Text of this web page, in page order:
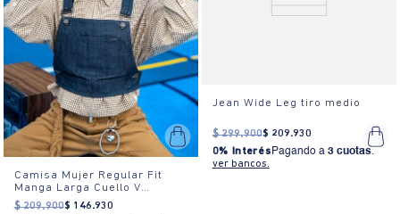
Camisa Mujer Regular Fit
Manga Larga Cuello V
Algodón
$ 209.900$ 146.930
Jean Wide Leg tiro medio
$ 299.900$ 209.930
0% Interés Pagando a 3 cuotas.
ver bancos.